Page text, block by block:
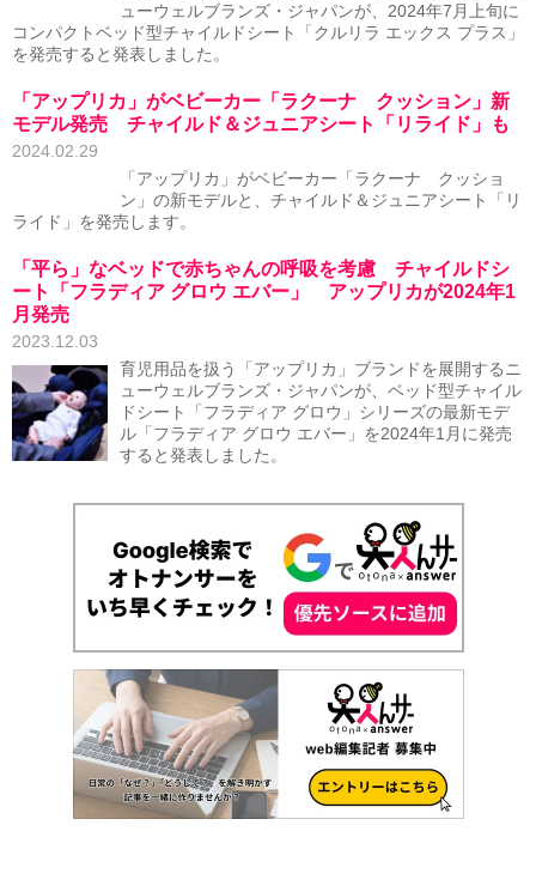
ューウェルブランズ・ジャパンが、2024年7月上旬に
コンパクトベッド型チャイルドシート「クルリラ エックス プラス」
を発売すると発表しました。
「アップリカ」がベビーカー「ラクーナ クッション」新
モデル発売 チャイルド＆ジュニアシート「リライド」も
2024.02.29
「アップリカ」がベビーカー「ラクーナ クッショ
ン」の新モデルと、チャイルド＆ジュニアシート「リ
ライド」を発売します。
「平ら」なベッドで赤ちゃんの呼吸を考慮 チャイルドシ
ート「フラディア グロウ エバー」 アップリカが2024年1
月発売
2023.12.03
育児用品を扱う「アップリカ」ブランドを展開するニ
ューウェルブランズ・ジャパンが、ベッド型チャイル
ドシート「フラディア グロウ」シリーズの最新モデ
ル「フラディア グロウ エバー」を2024年1月に発売
すると発表しました。